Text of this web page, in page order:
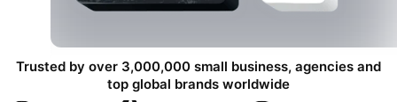
Trusted by over 3,000,000 small business, agencies and
top global brands worldwide